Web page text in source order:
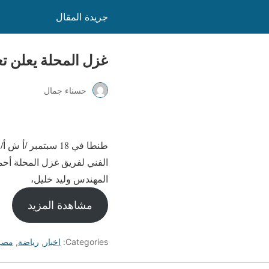
جريدة المقال
غزل المحلة يعلن
حسناء جمال
الفني لفريق غزل المحلة
المهندس وليد خليل،
مشاهدة المزيد
Categories: اخبار , رياضة,